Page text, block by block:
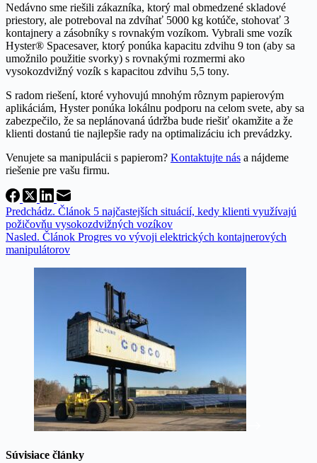
Nedávno sme riešili zákazníka, ktorý mal obmedzené skladové
priestory, ale potreboval na zdvíhať 5000 kg kotúče, stohovať 3
kontajnery a zásobníky s rovnakým vozíkom. Vybrali sme vozík
Hyster® Spacesaver, ktorý ponúka kapacitu zdvihu 9 ton (aby sa
umožnilo použitie svorky) s rovnakými rozmermi ako
vysokozdvižný vozík s kapacitou zdvihu 5,5 tony.
S radom riešení, ktoré vyhovujú mnohým rôznym papierovým
aplikáciám, Hyster ponúka lokálnu podporu na celom svete, aby sa
zabezpečilo, že sa neplánovaná údržba bude riešiť okamžite a že
klienti dostanú tie najlepšie rady na optimalizáciu ich prevádzky.
Venujete sa manipulácii s papierom? Kontaktujte nás a nájdeme
riešenie pre vašu firmu.
Predchádz. Článok 5 najčastejších situácií, kedy klienti využívajú
požičovňu vysokozdvižných vozíkov
Nasled. Článok Progres vo vývoji elektrických kontajnerových
manipulátorov
Súvisiace články